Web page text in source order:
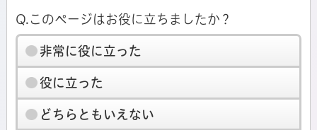
Q.このページはお役に立ちましたか？
非常に役に立った
役に立った
どちらともいえない